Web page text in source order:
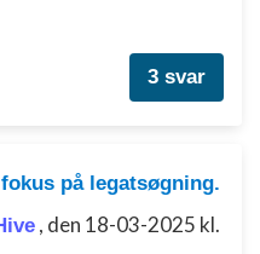
3 svar
på legatsøgning.
, den 18-03-2025 kl.